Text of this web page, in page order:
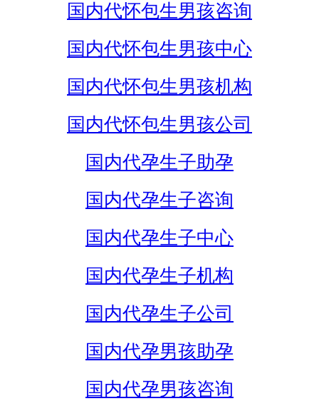
国内代怀包生男孩咨询
国内代怀包生男孩中心
国内代怀包生男孩机构
国内代怀包生男孩公司
国内代孕生子助孕
国内代孕生子咨询
国内代孕生子中心
国内代孕生子机构
国内代孕生子公司
国内代孕男孩助孕
国内代孕男孩咨询